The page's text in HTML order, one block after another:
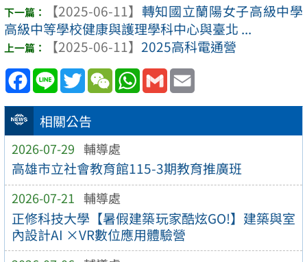
相關公告
2026-07-29 輔導處
高雄市立社會教育館115-3期教育推廣班
2026-07-21 輔導處
正修科技大學【暑假建築玩家酷炫GO!】建築與室
內設計AI ×VR數位應用體驗營
【2025-06-11】 轉知國立蘭陽女子高級中學
高級中等學校健康與護理學科中心與臺北 ...
【2025-06-11】 2025高科電通營
Facebook
Line TwitterWeChatWhatsApp
Gmail